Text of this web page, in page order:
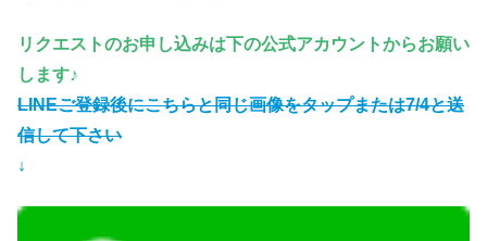
リクエストのお申し込みは下の公式アカウントからお願い
します♪
LINEご登録後にこちらと同じ画像をタップまたは7/4と送
信して下さい
↓